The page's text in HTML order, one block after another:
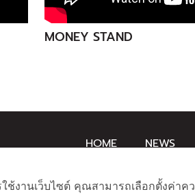
MONEY STAND
HOME NEWS
งานเว็บไซต์ คุณสามารถเลือกตั้งค่า